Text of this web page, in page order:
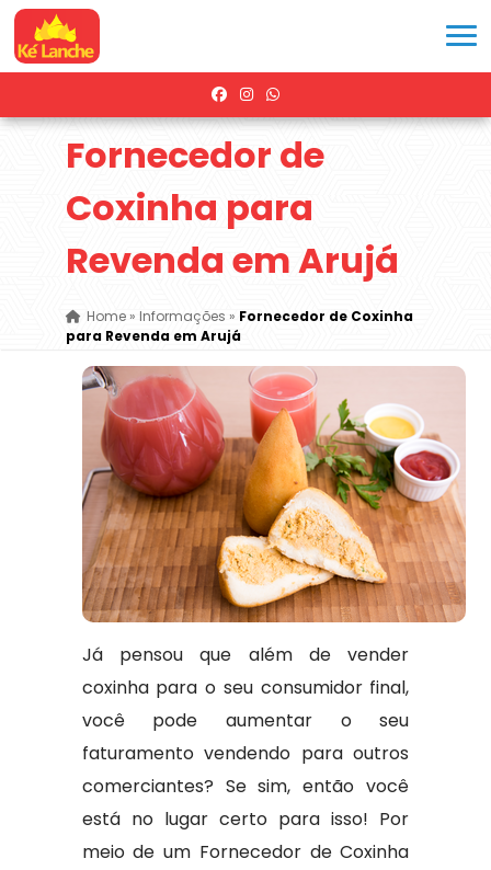
Fornecedor de
Coxinha para
Revenda em Arujá
Home» Informações » Fornecedor de Coxinha
para Revenda em Arujá
Já pensou que além de vender
coxinha para o seu consumidor final,
você pode aumentar o seu
faturamento vendendo para outros
comerciantes? Se sim, então você
está no lugar certo para isso! Por
meio de um Fornecedor de Coxinha